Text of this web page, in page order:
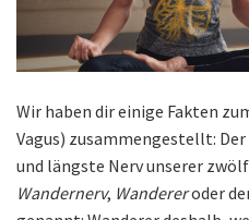
Wir haben dir einige Fakten
Vagus) zusammengestellt:
und längste Nerv unserer
Wandernerv, Wandereroder